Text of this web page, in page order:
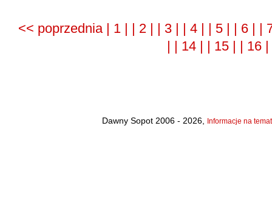
<< poprzednia | 1 | | 2 | | 3 | | 4 | | 5 | | 6 | |
| | 14 | | 15 | | 16 |
Dawny Sopot 2006 - 2026, Informacje na